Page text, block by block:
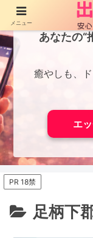
あなたの“
癒やしも、
エ
PR 18禁
足柄下
メニュー